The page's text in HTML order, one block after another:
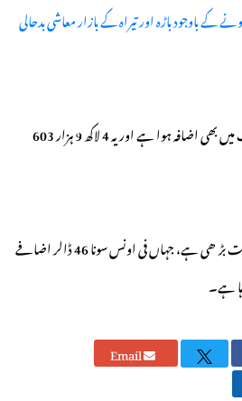
کے باوجود باڑہ اور تیراہ کے بازار معاشی بدحالی
اسی طرح 10 گرام سونے کی قیمت میں بھی اضافہ ہوا ہے اور یہ 4 لاکھ 9 ہزار 603
عالمی مارکیٹ میں بھی سونے کی قیمت بڑھی ہے، جہاں فی اونس سونا 46 ڈالر اضافے
Email